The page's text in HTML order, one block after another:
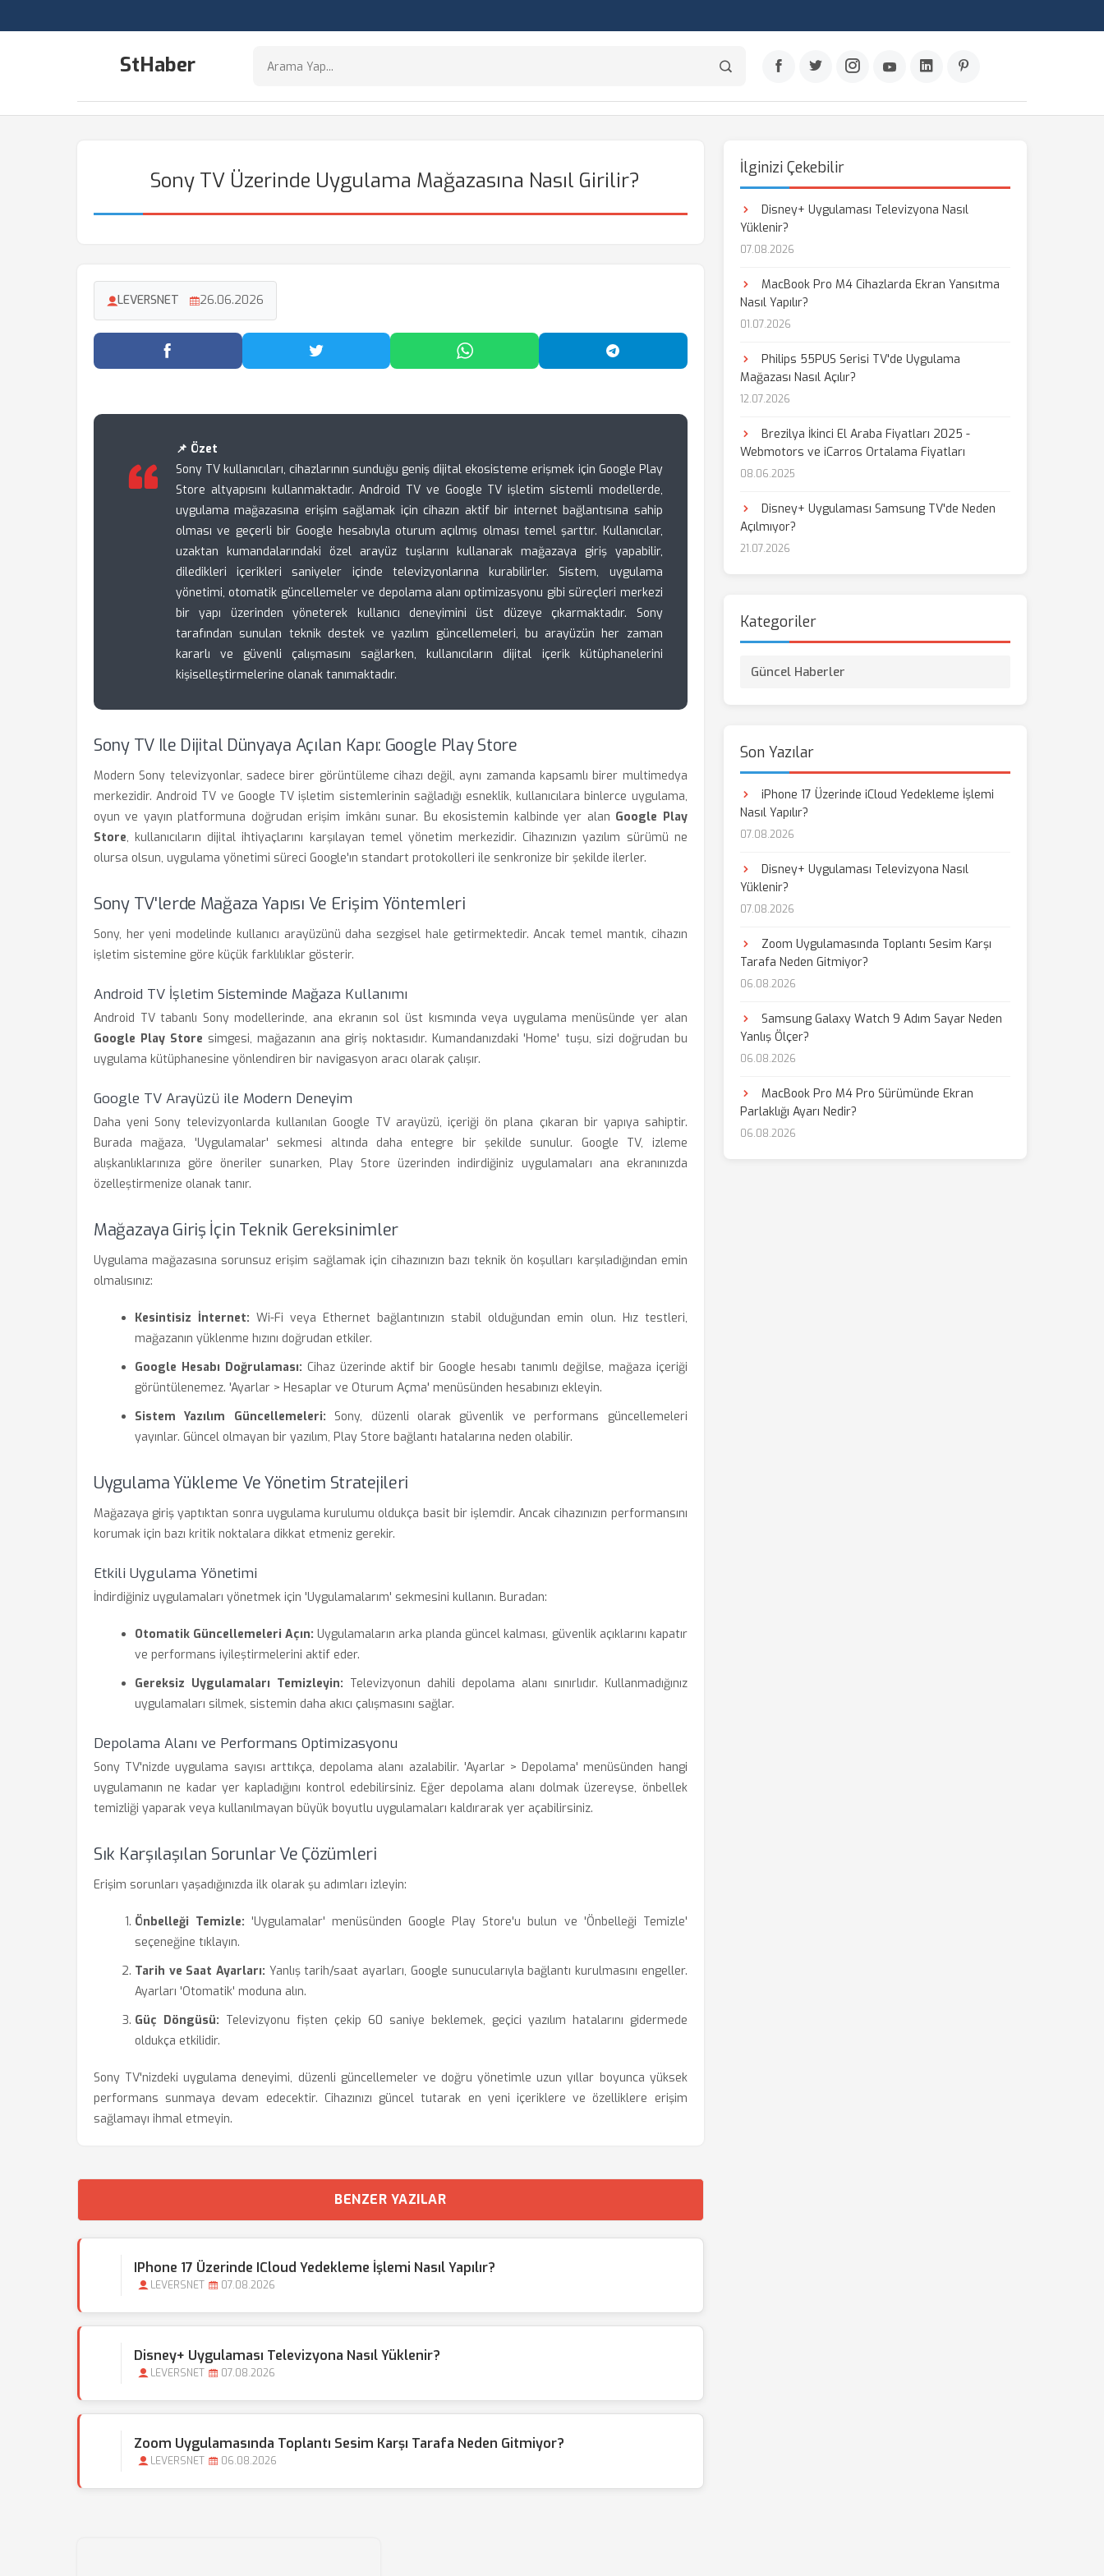
StHaber
Sony TV Üzerinde Uygulama Mağazasına Nasıl Girilir?
LEVERSNET 26.06.2026
Facebook'ta Paylaş Twitter'da Paylaş WhatsApp'ta Paylaş Telegram'da Paylaş
📌 Özet
Sony TV kullanıcıları, cihazlarının sunduğu geniş dijital ekosisteme erişmek için Google Play
Store altyapısını kullanmaktadır. Android TV ve Google TV işletim sistemli modellerde,
uygulama mağazasına erişim sağlamak için cihazın aktif bir internet bağlantısına sahip
olması ve geçerli bir Google hesabıyla oturum açılmış olması temel şarttır. Kullanıcılar,
uzaktan kumandalarındaki özel arayüz tuşlarını kullanarak mağazaya giriş yapabilir,
diledikleri içerikleri saniyeler içinde televizyonlarına kurabilirler. Sistem, uygulama
yönetimi, otomatik güncellemeler ve depolama alanı optimizasyonu gibi süreçleri merkezi
bir yapı üzerinden yöneterek kullanıcı deneyimini üst düzeye çıkarmaktadır. Sony
tarafından sunulan teknik destek ve yazılım güncellemeleri, bu arayüzün her zaman
kararlı ve güvenli çalışmasını sağlarken, kullanıcıların dijital içerik kütüphanelerini
kişiselleştirmelerine olanak tanımaktadır.
Sony TV Ile Dijital Dünyaya Açılan Kapı: Google Play Store
Modern Sony televizyonlar, sadece birer görüntüleme cihazı değil, aynı zamanda kapsamlı birer multimedya
merkezidir. Android TV ve Google TV işletim sistemlerinin sağladığı esneklik, kullanıcılara binlerce uygulama,
oyun ve yayın platformuna doğrudan erişim imkânı sunar. Bu ekosistemin kalbinde yer alan Google Play
Store, kullanıcıların dijital ihtiyaçlarını karşılayan temel yönetim merkezidir. Cihazınızın yazılım sürümü ne
olursa olsun, uygulama yönetimi süreci Google'ın standart protokolleri ile senkronize bir şekilde ilerler.
Sony TV'lerde Mağaza Yapısı Ve Erişim Yöntemleri
Sony, her yeni modelinde kullanıcı arayüzünü daha sezgisel hale getirmektedir. Ancak temel mantık, cihazın
işletim sistemine göre küçük farklılıklar gösterir.
Android TV İşletim Sisteminde Mağaza Kullanımı
Android TV tabanlı Sony modellerinde, ana ekranın sol üst kısmında veya uygulama menüsünde yer alan
Google Play Store simgesi, mağazanın ana giriş noktasıdır. Kumandanızdaki 'Home' tuşu, sizi doğrudan bu
uygulama kütüphanesine yönlendiren bir navigasyon aracı olarak çalışır.
Google TV Arayüzü ile Modern Deneyim
Daha yeni Sony televizyonlarda kullanılan Google TV arayüzü, içeriği ön plana çıkaran bir yapıya sahiptir.
Burada mağaza, 'Uygulamalar' sekmesi altında daha entegre bir şekilde sunulur. Google TV, izleme
alışkanlıklarınıza göre öneriler sunarken, Play Store üzerinden indirdiğiniz uygulamaları ana ekranınızda
özelleştirmenize olanak tanır.
Mağazaya Giriş İçin Teknik Gereksinimler
Uygulama mağazasına sorunsuz erişim sağlamak için cihazınızın bazı teknik ön koşulları karşıladığından emin
olmalısınız:
Kesintisiz İnternet: Wi-Fi veya Ethernet bağlantınızın stabil olduğundan emin olun. Hız testleri,
mağazanın yüklenme hızını doğrudan etkiler.
Google Hesabı Doğrulaması: Cihaz üzerinde aktif bir Google hesabı tanımlı değilse, mağaza içeriği
görüntülenemez. 'Ayarlar > Hesaplar ve Oturum Açma' menüsünden hesabınızı ekleyin.
Sistem Yazılım Güncellemeleri: Sony, düzenli olarak güvenlik ve performans güncellemeleri
yayınlar. Güncel olmayan bir yazılım, Play Store bağlantı hatalarına neden olabilir.
Uygulama Yükleme Ve Yönetim Stratejileri
Mağazaya giriş yaptıktan sonra uygulama kurulumu oldukça basit bir işlemdir. Ancak cihazınızın performansını
korumak için bazı kritik noktalara dikkat etmeniz gerekir.
Etkili Uygulama Yönetimi
İndirdiğiniz uygulamaları yönetmek için 'Uygulamalarım' sekmesini kullanın. Buradan:
Otomatik Güncellemeleri Açın: Uygulamaların arka planda güncel kalması, güvenlik açıklarını kapatır
ve performans iyileştirmelerini aktif eder.
Gereksiz Uygulamaları Temizleyin: Televizyonun dahili depolama alanı sınırlıdır. Kullanmadığınız
uygulamaları silmek, sistemin daha akıcı çalışmasını sağlar.
Depolama Alanı ve Performans Optimizasyonu
Sony TV'nizde uygulama sayısı arttıkça, depolama alanı azalabilir. 'Ayarlar > Depolama' menüsünden hangi
uygulamanın ne kadar yer kapladığını kontrol edebilirsiniz. Eğer depolama alanı dolmak üzereyse, önbellek
temizliği yaparak veya kullanılmayan büyük boyutlu uygulamaları kaldırarak yer açabilirsiniz.
Sık Karşılaşılan Sorunlar Ve Çözümleri
Erişim sorunları yaşadığınızda ilk olarak şu adımları izleyin:
Önbelleği Temizle: 'Uygulamalar' menüsünden Google Play Store'u bulun ve 'Önbelleği Temizle'
seçeneğine tıklayın.
Tarih ve Saat Ayarları: Yanlış tarih/saat ayarları, Google sunucularıyla bağlantı kurulmasını engeller.
Ayarları 'Otomatik' moduna alın.
Güç Döngüsü: Televizyonu fişten çekip 60 saniye beklemek, geçici yazılım hatalarını gidermede
oldukça etkilidir.
Sony TV'nizdeki uygulama deneyimi, düzenli güncellemeler ve doğru yönetimle uzun yıllar boyunca yüksek
performans sunmaya devam edecektir. Cihazınızı güncel tutarak en yeni içeriklere ve özelliklere erişim
sağlamayı ihmal etmeyin.
BENZER YAZILAR
IPhone 17 Üzerinde ICloud Yedekleme İşlemi Nasıl Yapılır?
LEVERSNET 07.08.2026
Disney+ Uygulaması Televizyona Nasıl Yüklenir?
LEVERSNET 07.08.2026
Zoom Uygulamasında Toplantı Sesim Karşı Tarafa Neden Gitmiyor?
LEVERSNET 06.08.2026
İlginizi Çekebilir
Disney+ Uygulaması Televizyona Nasıl
Yüklenir?
07.08.2026
MacBook Pro M4 Cihazlarda Ekran Yansıtma
Nasıl Yapılır?
01.07.2026
Philips 55PUS Serisi TV'de Uygulama
Mağazası Nasıl Açılır?
12.07.2026
Brezilya İkinci El Araba Fiyatları 2025 -
Webmotors ve iCarros Ortalama Fiyatları
08.06.2025
Disney+ Uygulaması Samsung TV'de Neden
Açılmıyor?
21.07.2026
Kategoriler
Güncel Haberler
Son Yazılar
iPhone 17 Üzerinde iCloud Yedekleme İşlemi
Nasıl Yapılır?
07.08.2026
Disney+ Uygulaması Televizyona Nasıl
Yüklenir?
07.08.2026
Zoom Uygulamasında Toplantı Sesim Karşı
Tarafa Neden Gitmiyor?
06.08.2026
Samsung Galaxy Watch 9 Adım Sayar Neden
Yanlış Ölçer?
06.08.2026
MacBook Pro M4 Pro Sürümünde Ekran
Parlaklığı Ayarı Nedir?
06.08.2026